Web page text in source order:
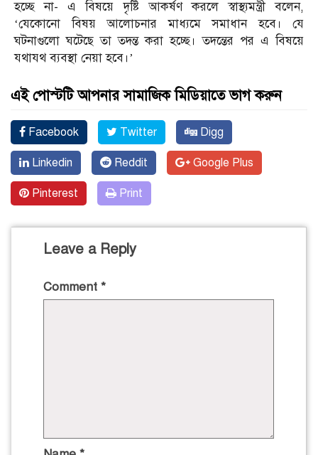
হচ্ছে না- এ বিষয়ে দৃষ্টি আকর্ষণ করলে স্বাস্থ্যমন্ত্রী বলেন,
‘যেকোনো বিষয় আলোচনার মাধ্যমে সমাধান হবে। যে
ঘটনাগুলো ঘটেছে তা তদন্ত করা হচ্ছে। তদন্তের পর এ বিষয়ে
যথাযথ ব্যবস্থা নেয়া হবে।’
এই পোস্টটি আপনার সামাজিক মিডিয়াতে ভাগ করুন
Facebook Twitter Digg
Linkedin Reddit Google Plus
Pinterest Print
Leave a Reply
Comment *